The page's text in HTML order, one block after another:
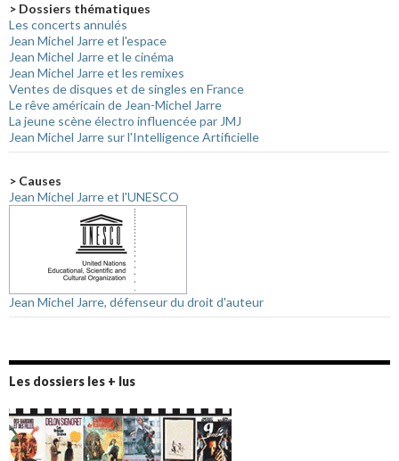
> Dossiers thématiques
Les concerts annulés
Jean Michel Jarre et l'espace
Jean Michel Jarre et le cinéma
Jean Michel Jarre et les remixes
Ventes de disques et de singles en France
Le rêve américain de Jean-Michel Jarre
La jeune scène électro influencée par JMJ
Jean Michel Jarre sur l'Intelligence Artificielle
> Causes
Jean Michel Jarre et l'UNESCO
Jean Michel Jarre, défenseur du droit d'auteur
Les dossiers les + lus